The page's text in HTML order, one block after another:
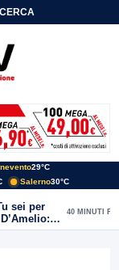
CERCA
29°C
Salerno30°C
sei per
futuro
40 MINUTI FA